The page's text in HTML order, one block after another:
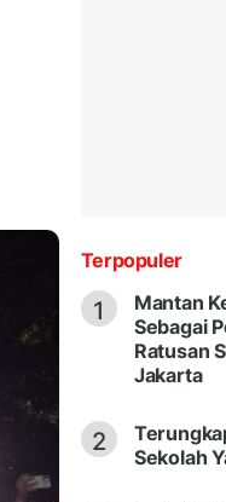
Terpopuler
1
Mantan
Sebagai
Ratusan
Jakarta
2
Sekolah